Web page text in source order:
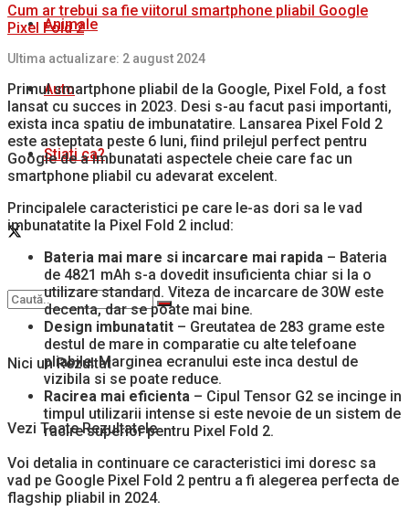
Animale
Auto
Stiati ca?
Nici un Rezultat
Vezi Toate Rezultatele
Cum ar trebui sa fie viitorul smartphone pliabil Google
Pixel Fold 2
Ultima actualizare: 2 august 2024
Primul smartphone pliabil de la Google, Pixel Fold, a fost
lansat cu succes in 2023. Desi s-au facut pasi importanti,
exista inca spatiu de imbunatatire. Lansarea Pixel Fold 2
este asteptata peste 6 luni, fiind prilejul perfect pentru
Google de a imbunatati aspectele cheie care fac un
smartphone pliabil cu adevarat excelent.
Principalele caracteristici pe care le-as dori sa le vad
imbunatatite la Pixel Fold 2 includ:
Bateria mai mare si incarcare mai rapida – Bateria
de 4821 mAh s-a dovedit insuficienta chiar si la o
utilizare standard. Viteza de incarcare de 30W este
decenta, dar se poate mai bine.
Design imbunatatit – Greutatea de 283 grame este
destul de mare in comparatie cu alte telefoane
pliabile. Marginea ecranului este inca destul de
vizibila si se poate reduce.
Racirea mai eficienta – Cipul Tensor G2 se incinge in
timpul utilizarii intense si este nevoie de un sistem de
racire superior pentru Pixel Fold 2.
Voi detalia in continuare ce caracteristici imi doresc sa
vad pe Google Pixel Fold 2 pentru a fi alegerea perfecta de
flagship pliabil in 2024.